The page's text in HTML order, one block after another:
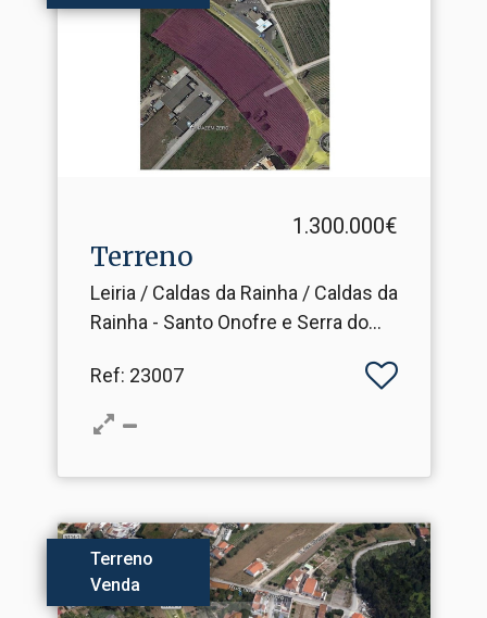
1.300.000€
Terreno
Leiria / Caldas da Rainha / Caldas da
Rainha - Santo Onofre e Serra do
Ref: 23007
Terreno
Venda